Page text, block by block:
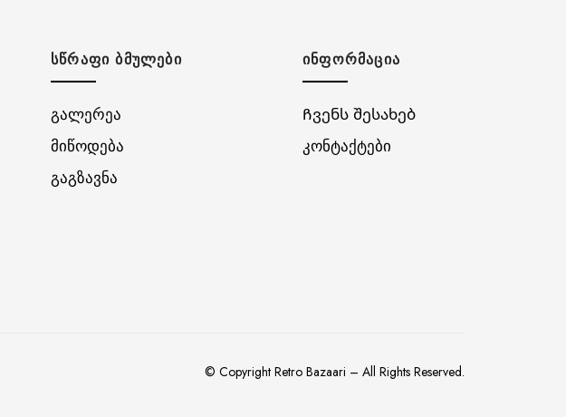
ᲡᲬᲠᲐᲤᲘ ᲑᲛᲣᲚᲔᲑᲘ
გალერეა
მიწოდება
გაგზავნა
ᲘᲜᲤᲝᲠᲛᲐᲪᲘᲐ
Ჩვენს შესახებ
კონტაქტები
© Copyright Retro Bazaari – All Rights Reserved.